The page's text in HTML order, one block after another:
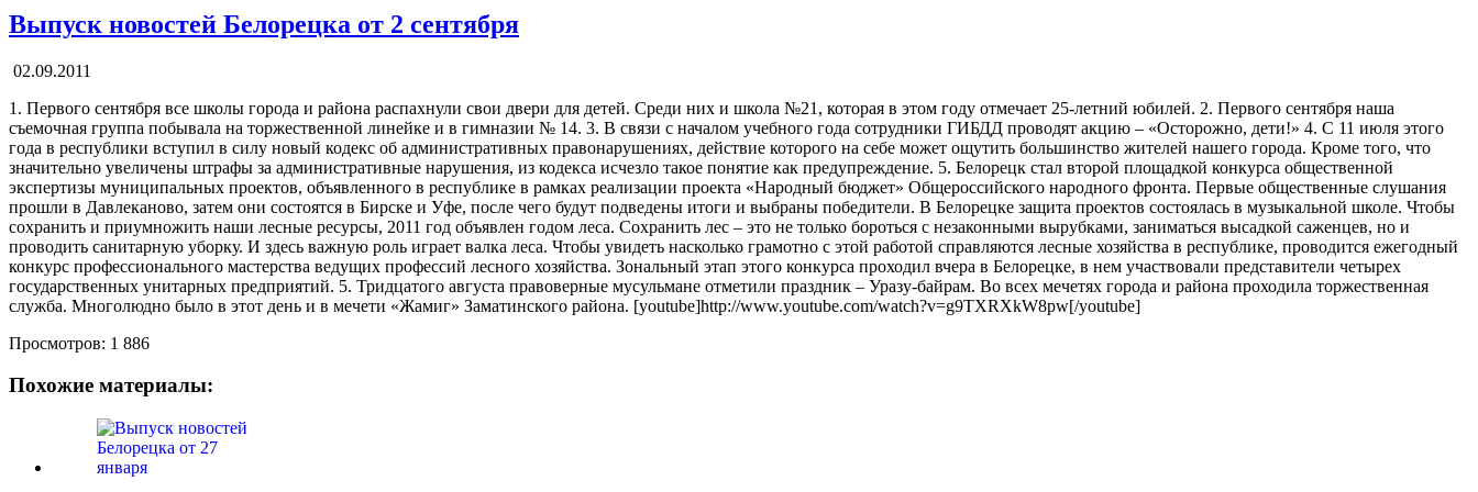
Выпуск новостей Белорецка от 2 сентября
02.09.2011
1. Первого сентября все школы города и района распахнули свои двери для детей. Среди них и школа №21, которая в этом году отмечает 25-летний юбилей. 2. Первого сентября наша
съемочная группа побывала на торжественной линейке и в гимназии № 14. 3. В связи с началом учебного года сотрудники ГИБДД проводят акцию – «Осторожно, дети!» 4. С 11 июля этого
года в республики вступил в силу новый кодекс об административных правонарушениях, действие которого на себе может ощутить большинство жителей нашего города. Кроме того, что
значительно увеличены штрафы за административные нарушения, из кодекса исчезло такое понятие как предупреждение. 5. Белорецк стал второй площадкой конкурса общественной
экспертизы муниципальных проектов, объявленного в республике в рамках реализации проекта «Народный бюджет» Общероссийского народного фронта. Первые общественные слушания
прошли в Давлеканово, затем они состоятся в Бирске и Уфе, после чего будут подведены итоги и выбраны победители. В Белорецке защита проектов состоялась в музыкальной школе. Чтобы
сохранить и приумножить наши лесные ресурсы, 2011 год объявлен годом леса. Сохранить лес – это не только бороться с незаконными вырубками, заниматься высадкой саженцев, но и
проводить санитарную уборку. И здесь важную роль играет валка леса. Чтобы увидеть насколько грамотно с этой работой справляются лесные хозяйства в республике, проводится ежегодный
конкурс профессионального мастерства ведущих профессий лесного хозяйства. Зональный этап этого конкурса проходил вчера в Белорецке, в нем участвовали представители четырех
государственных унитарных предприятий. 5. Тридцатого августа правоверные мусульмане отметили праздник – Уразу-байрам. Во всех мечетях города и района проходила торжественная
служба. Многолюдно было в этот день и в мечети «Жамиг» Заматинского района. [youtube]http://www.youtube.com/watch?v=g9TXRXkW8pw[/youtube]
Просмотров: 1 886
Похожие материалы: